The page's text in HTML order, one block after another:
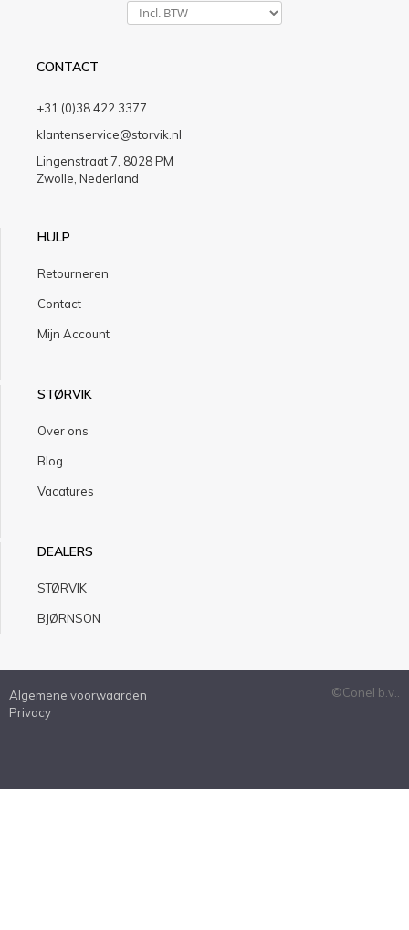
CONTACT
+31 (0)38 422 3377
klantenservice@storvik.nl
Lingenstraat 7, 8028 PM
Zwolle, Nederland
HULP
Retourneren
Contact
Mijn Account
STØRVIK
Over ons
Blog
Vacatures
DEALERS
STØRVIK
BJØRNSON
Algemene voorwaarden
Privacy
©Conel b.v..